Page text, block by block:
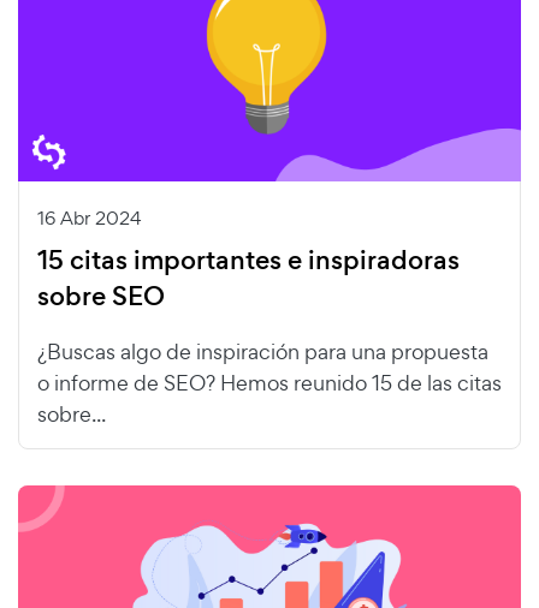
16 Abr 2024
15 citas importantes e inspiradoras
sobre SEO
¿Buscas algo de inspiración para una propuesta
o informe de SEO? Hemos reunido 15 de las citas
sobre...